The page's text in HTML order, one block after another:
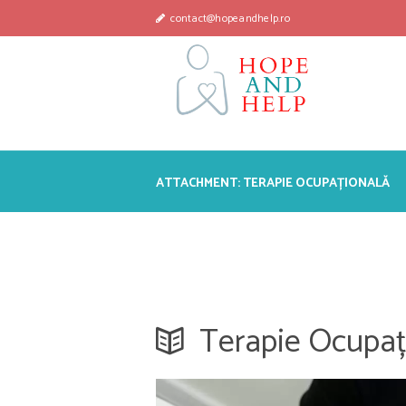
contact@hopeandhelp.ro
ATTACHMENT: TERAPIE OCUPAȚIONALĂ
Terapie